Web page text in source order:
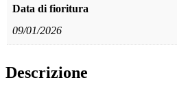
Data di fioritura
09/01/2026
Descrizione